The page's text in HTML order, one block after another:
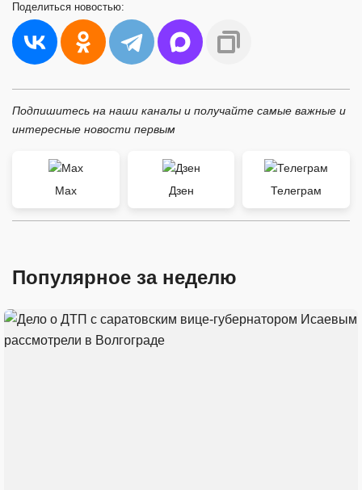
Поделиться новостью:
Подпишитесь на наши каналы и получайте самые важные и
интересные новости первым
Max Дзен Телеграм
Популярное за неделю